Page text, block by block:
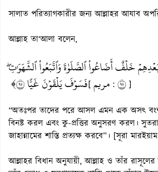
সালাত পরিত্যাগকারীর জন্য আল্লাহর আযাব
আল্লাহ তা‘আলা বলেন,
خَلۡفٌ أَضَاعُواْ ٱلصَّلَوٰةَ وَٱتَّبَعُواْ ٱلشَّهَوَٰتِۖ
فَسَوۡفَ يَلۡقَوۡنَ غَيًّا ٥٩﴾[ مريم : ]
“অতঃপর তাদের পরে আসল এমন এক অসৎ
বিনষ্ট করল এবং কু-প্রত্তির অনুসরণ করল।
জাহান্নামের শাস্তি প্রত্যক্ষ করবে”। [সূরা
আল্লাহর বিধান অনুযায়ী, আল্লাহ ও তাঁর